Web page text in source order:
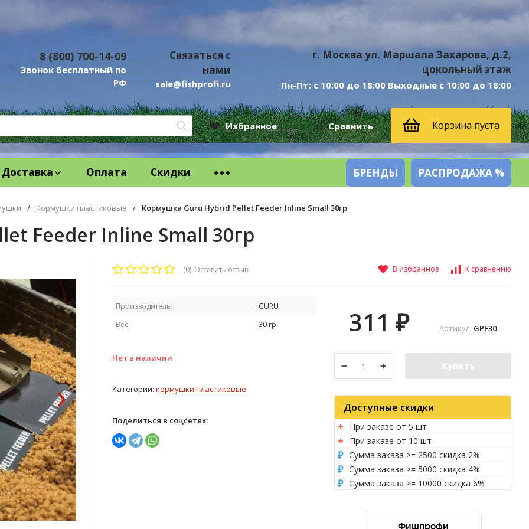
8 (800) 700-14-09
Звонок бесплатный по
РФ
Связаться с
нами
sale@fishprofi.ru
г. Москва ул. Маршала Захарова, д.2,
цокольный этаж
Пн-Пт: с 10:00 до 18:00 Выходные с 10:00 до 18:00
Избранное Сравнить Корзина пуста
Доставка Оплата Скидки БРЕНДЫ РАСПРОДАЖА %
/ Кормушки пластиковые / Кормушка Guru Hybrid Pellet Feeder Inline Small 30гр
Feeder Inline Small 30гр
›
(0) Оставить отзыв В избранное К сравнению
Производитель:
GURU
Вес:
30 гр.
Нет в наличии
Категории: кормушки пластиковые
Поделиться в соцсетях:
Артикул: GPF30
311 ₽
Купить
Доступные скидки
При заказе от 5 шт
При заказе от 10 шт
Сумма заказа >= 2500 скидка 2%
Сумма заказа >= 5000 скидка 4%
Сумма заказа >= 10000 скидка 6%